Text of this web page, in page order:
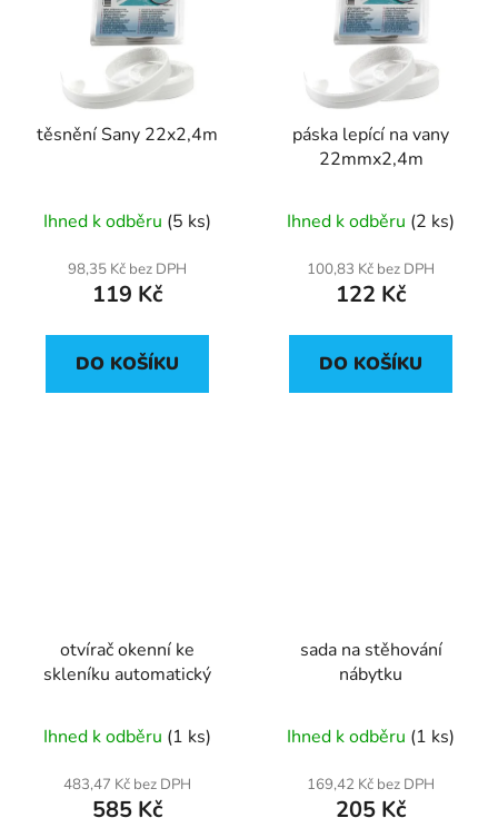
těsnění Sany 22x2,4m
Ihned k odběru (5 ks)
98,35 Kč bez DPH
119 Kč
DO KOŠÍKU
páska lepící na vany
22mmx2,4m
Ihned k odběru (2 ks)
100,83 Kč bez DPH
122 Kč
DO KOŠÍKU
otvírač okenní ke
skleníku automatický
Ihned k odběru (1 ks)
483,47 Kč bez DPH
585 Kč
sada na stěhování
nábytku
Ihned k odběru (1 ks)
169,42 Kč bez DPH
205 Kč